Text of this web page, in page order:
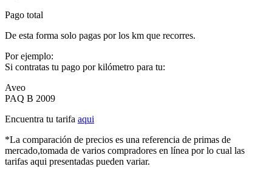
Pago total
De esta forma solo pagas por los km que recorres.
Por ejemplo:
Si contratas tu pago por kilómetro para tu:
Aveo
PAQ B 2009
Encuentra tu tarifa aqui
*La comparación de precios es una referencia de primas de
mercado,tomada de varios compradores en línea por lo cual las
tarifas aqui presentadas pueden variar.